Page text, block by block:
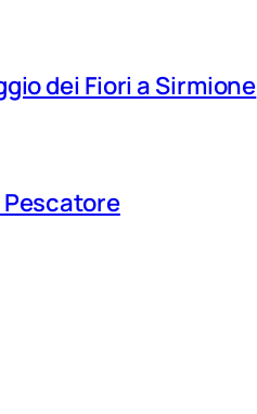
dei Fiori a Sirmione
Pescatore